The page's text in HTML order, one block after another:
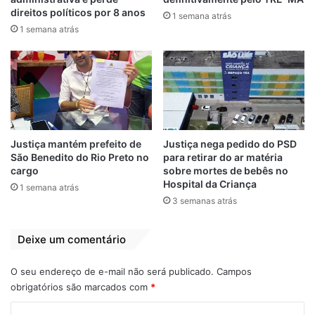
direitos políticos por 8 anos
1 semana atrás
1 semana atrás
Justiça mantém prefeito de
São Benedito do Rio Preto no
cargo
1 semana atrás
Justiça nega pedido do PSD
para retirar do ar matéria
sobre mortes de bebês no
Hospital da Criança
3 semanas atrás
Deixe um comentário
O seu endereço de e-mail não será publicado. Campos
obrigatórios são marcados com *